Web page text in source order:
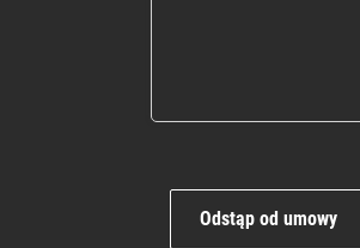
Odstąp od umowy